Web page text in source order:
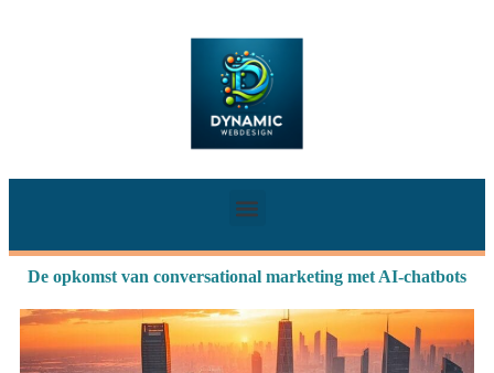
De opkomst van conversational marketing met AI-chatbots